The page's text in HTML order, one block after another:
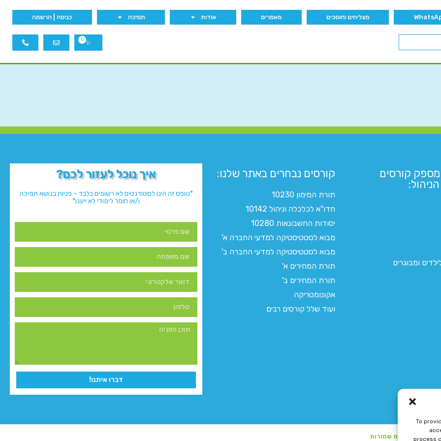
To
process
מצליחים וחוסכים מאמרים אודות תמיכה כניסה | הרשמה
0
קורסים
ומבוגרים
קורסים נבחרים באתר שלנו:​
תורת המימון 10230
חדו"א לכלכלה וניהול 10142
יסודות החשבונאות 10280
מבוא לסטטיסטיקה למדעי החברה א'
מבוא לסטטיסטיקה למדעי החברה ב'
תורת המחירים א'
תורת המחירים ב'
אקונומטריקה
ועוד שלל קורסים רבים
איך נוכל לעזור לכם?
*טופס זה הינו לסטודנטים לא רשומים בלבד – פניות בנושא תמיכה
ו/או חומר לימודי לא ייענו*
דברו איתנו!